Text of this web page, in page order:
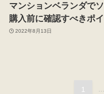
マンションベランダで
購入前に確認すべきポ
2022年8月13日
1